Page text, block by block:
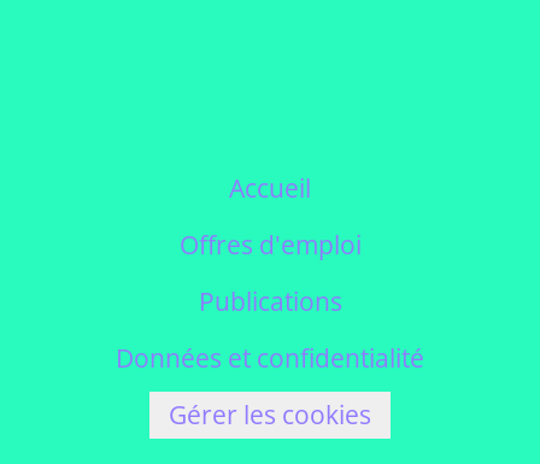
Accueil
Offres d'emploi
Publications
Données et confidentialité
Gérer les cookies